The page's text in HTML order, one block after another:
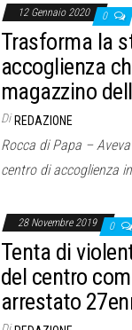
12 Gennaio 2020 0
Trasforma la
accoglienza
magazzino
Di REDAZIONE
Rocca di Papa –
centro di accoglienza
28 Novembre 2019 0
Tenta di
del centro
arrestato